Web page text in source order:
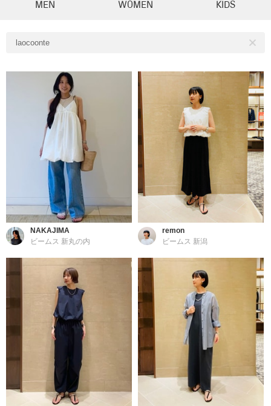
MEN WOMEN KIDS
laocoonte
NAKAJIMA
ビームス 新丸の内
remon
ビームス 新潟